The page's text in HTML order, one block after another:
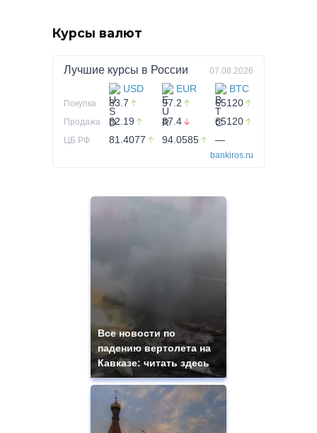
Курсы валют
Лучшие курсы в России 07.08.2026
USD EUR BTC
Покупка 83.7 97.2 65120
Продажа 82.19 87.4 65120
ЦБ РФ 81.4077 94.0585 —
bankiros.ru
Все новости по
падению вертолета на
Кавказе: читать здесь